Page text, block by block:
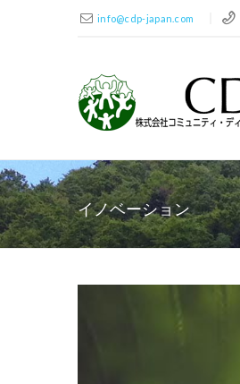
info@cdp-japan.com
イノベーション